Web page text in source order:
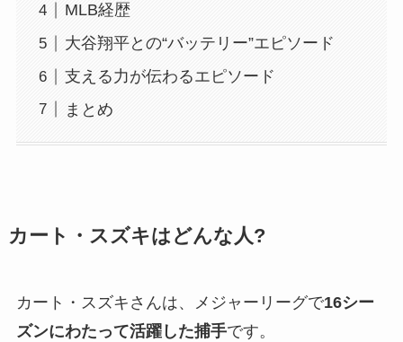
MLB経歴
大谷翔平との“バッテリー”エピソード
支える力が伝わるエピソード
まとめ
カート・スズキはどんな人?
カート・スズキさんは、メジャーリーグで16シー
ズンにわたって活躍した捕手です。